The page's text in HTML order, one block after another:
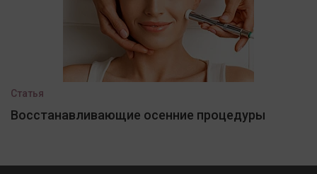
Статья
Восстанавливающие осенние процедуры